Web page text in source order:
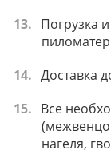
Погрузка
Доставка
Все
нагеля,